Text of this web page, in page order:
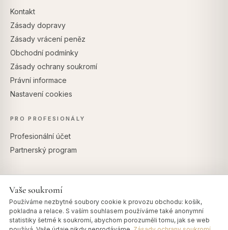
Kontakt
Zásady dopravy
Zásady vrácení peněz
Obchodní podmínky
Zásady ochrany soukromí
Právní informace
Nastavení cookies
PRO PROFESIONÁLY
Profesionální účet
Partnerský program
Vaše soukromí
Používáme nezbytné soubory cookie k provozu obchodu: košík,
pokladna a relace. S vaším souhlasem používáme také anonymní
statistiky šetrné k soukromí, abychom porozuměli tomu, jak se web